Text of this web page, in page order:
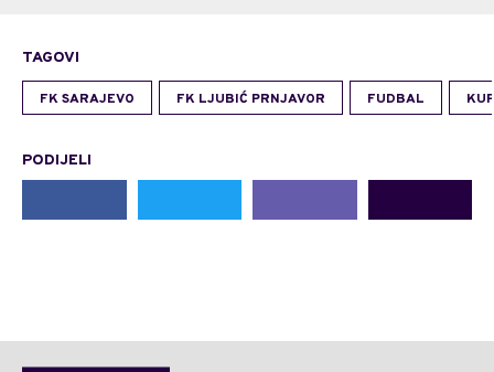
TAGOVI
FK SARAJEVO FK LJUBIĆ PRNJAVOR FUDBAL
PODIJELI